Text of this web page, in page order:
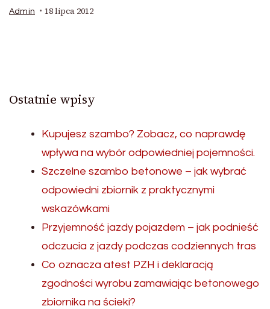
Admin 18 lipca 2012
Ostatnie wpisy
Kupujesz szambo? Zobacz, co naprawdę
wpływa na wybór odpowiedniej pojemności.
Szczelne szambo betonowe – jak wybrać
odpowiedni zbiornik z praktycznymi
wskazówkami
Przyjemność jazdy pojazdem – jak podnieść
odczucia z jazdy podczas codziennych tras
Co oznacza atest PZH i deklaracją
zgodności wyrobu zamawiając betonowego
zbiornika na ścieki?